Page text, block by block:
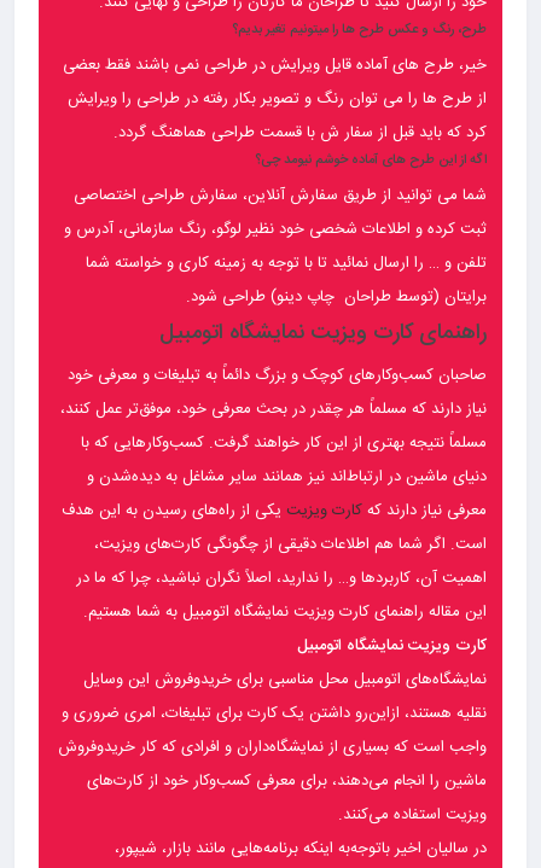
طرح، رنگ و عکس طرح ها را میتونیم تغیر بدیم؟
خیر، طرح های آماده قایل ویرایش در طراحی نمی باشند فقط بعضی
از طرح ها را می توان رنگ و تصویر بکار رفته در طراحی را ویرایش
کرد که باید قبل از سفار ش با قسمت طراحی هماهنگ گردد.
اگه از این طرح های آماده خوشم نیومد چی؟
شما می توانید از طریق سفارش آنلاین، سفارش طراحی اختصاصی
ثبت کرده و اطلاعات شخصی خود نظیر لوگو، رنگ سازمانی، آدرس و
تلفن و … را ارسال نمائید تا با توجه به زمینه کاری و خواسته شما
برایتان (توسط طراحان چاپ دینو) طراحی شود.
راهنمای کارت ویزیت نمایشگاه اتومبیل
صاحبان کسب‌وکارهای کوچک و بزرگ دائماً به تبلیغات و معرفی خود
نیاز دارند که مسلماً هر چقدر در بحث معرفی خود، موفق‌تر عمل کنند،
مسلماً نتیجه بهتری از این کار خواهند گرفت. کسب‌وکارهایی که با
دنیای ماشین در ارتباط‌اند نیز همانند سایر مشاغل به دیده‌شدن و
معرفی نیاز دارند کهکارت ویزیت یکی از راه‌های رسیدن به این هدف
است. اگر شما هم اطلاعات دقیقی از چگونگی کارت‌های ویزیت،
اهمیت آن، کاربردها و… را ندارید، اصلاً نگران نباشید، چرا که ما در
این مقاله راهنمای کارت ویزیت نمایشگاه اتومبیل به شما هستیم.
کارت ویزیت نمایشگاه اتومبیل
نمایشگاه‌های اتومبیل محل مناسبی برای خریدوفروش این وسایل
نقلیه هستند، ازاین‌رو داشتن یک کارت برای تبلیغات، امری ضروری و
واجب است که بسیاری از نمایشگاه‌داران و افرادی که کار خریدوفروش
ماشین را انجام می‌دهند، برای معرفی کسب‌وکار خود از کارت‌های
ویزیت استفاده می‌کنند.
در سالیان اخیر باتوجه‌به اینکه برنامه‌هایی مانند بازار، شیپور،